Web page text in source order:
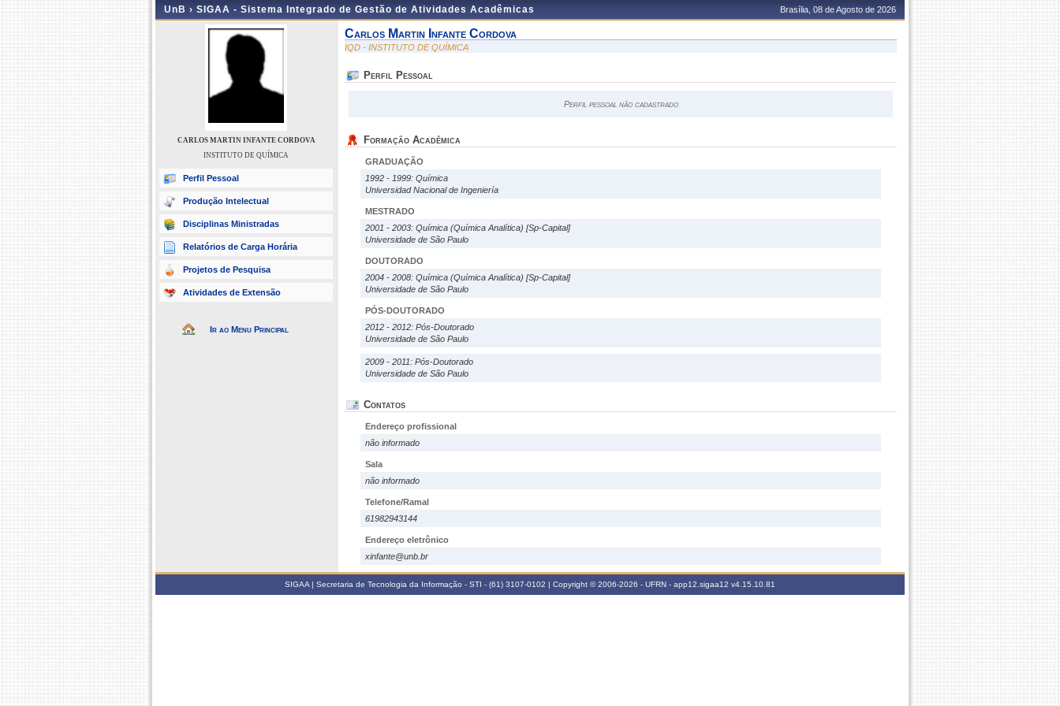
UnB › SIGAA - Sistema Integrado de Gestão de Atividades Acadêmicas Brasília, 08 de Agosto de 2026
CARLOS MARTIN INFANTE CORDOVA
INSTITUTO DE QUÍMICA
Perfil Pessoal
Produção Intelectual
Disciplinas Ministradas
Relatórios de Carga Horária
Projetos de Pesquisa
Atividades de Extensão
Ir ao Menu Principal
Carlos Martin Infante Cordova
IQD - INSTITUTO DE QUÍMICA
Perfil Pessoal
Perfil pessoal não cadastrado
Formação Acadêmica
GRADUAÇÃO
1992 - 1999: Química
Universidad Nacional de Ingeniería
MESTRADO
2001 - 2003: Química (Química Analítica) [Sp-Capital]
Universidade de São Paulo
DOUTORADO
2004 - 2008: Química (Química Analítica) [Sp-Capital]
Universidade de São Paulo
PÓS-DOUTORADO
2012 - 2012: Pós-Doutorado
Universidade de São Paulo
2009 - 2011: Pós-Doutorado
Universidade de São Paulo
Contatos
Endereço profissional
não informado
Sala
não informado
Telefone/Ramal
61982943144
Endereço eletrônico
xinfante@unb.br
SIGAA | Secretaria de Tecnologia da Informação - STI - (61) 3107-0102 | Copyright © 2006-2026 - UFRN - app12.sigaa12 v4.15.10.81